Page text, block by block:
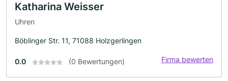
Katharina Weisser
Uhren
Böblinger Str. 11, 71088 Holzgerlingen
0.0 (0 Bewertungen) Firma bewerten